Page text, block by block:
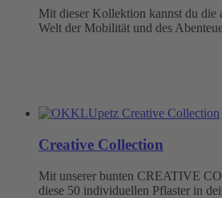
Mit dieser Kollektion kannst du die
Welt der Mobilität und des
Creative Collection
Mit unserer bunten CREATIVE
diese 50 individuellen Pflaster in